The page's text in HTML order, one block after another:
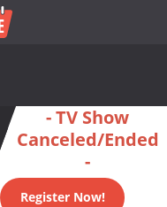
- TV Show
Canceled/Ended
-
Register Now!